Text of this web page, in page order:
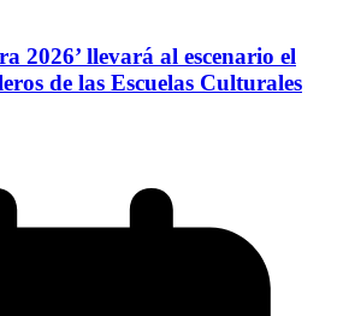
2026’ llevará al escenario el
de las Escuelas Culturales